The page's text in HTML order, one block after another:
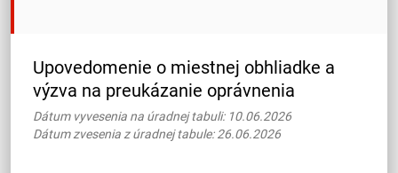
Upovedomenie o miestnej obhliadke a
výzva na preukázanie oprávnenia
Dátum vyvesenia na úradnej tabuli: 10.06.2026
Dátum zvesenia z úradnej tabule: 26.06.2026